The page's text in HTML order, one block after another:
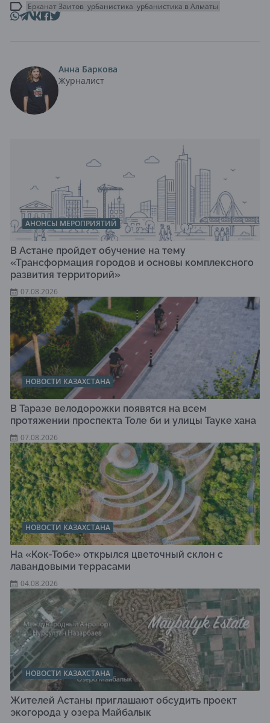
Ерканат Заитов урбанистика урбанистика в Алматы
Анна Баркова
Журналист
АНОНСЫ МЕРОПРИЯТИЙ
В Астане пройдет обучение на тему
«Трансформация городов и основы комплексного
развития территорий»
07.08.2026
НОВОСТИ КАЗАХСТАНА
В Таразе велодорожки появятся на всем
протяжении проспекта Толе би и улицы Тауке хана
07.08.2026
НОВОСТИ КАЗАХСТАНА
На «Кок-Тобе» открылся цветочный склон с
лавандовыми террасами
04.08.2026
НОВОСТИ КАЗАХСТАНА
Жителей Астаны приглашают обсудить проект
экогорода у озера Майбалык